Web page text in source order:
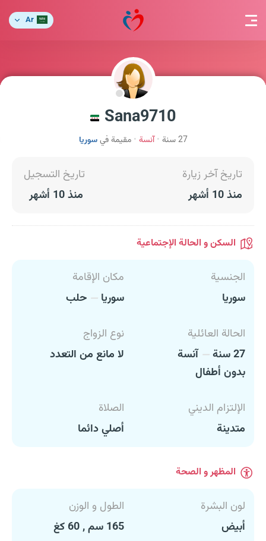
Ar
Sana9710
27 سنة آنسة مقيمة فيسوريا
تاريخ آخر زيارة
منذ 10 أشهر
تاريخ التسجيل
منذ 10 أشهر
السكن و الحالة الإجتماعية
الجنسية
سوريا
مكان الإقامة
سوريا
حلب
الحالة العائلية
27 سنة
آنسة
بدون أطفال
نوع الزواج
لا مانع من التعدد
الإلتزام الديني
متدينة
الصلاة
أصلي دائما
المظهر و الصحة
لون البشرة
أبيض
الطول و الوزن
165 سم , 60 كغ